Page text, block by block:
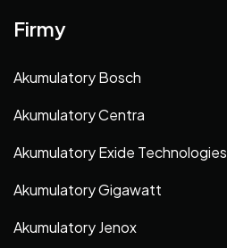
Firmy
Akumulatory Bosch
Akumulatory Centra
Akumulatory Exide Technologies
Akumulatory Gigawatt
Akumulatory Jenox